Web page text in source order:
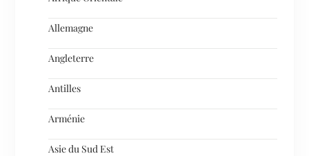
Allemagne
Angleterre
Antilles
Arménie
Asie du Sud Est